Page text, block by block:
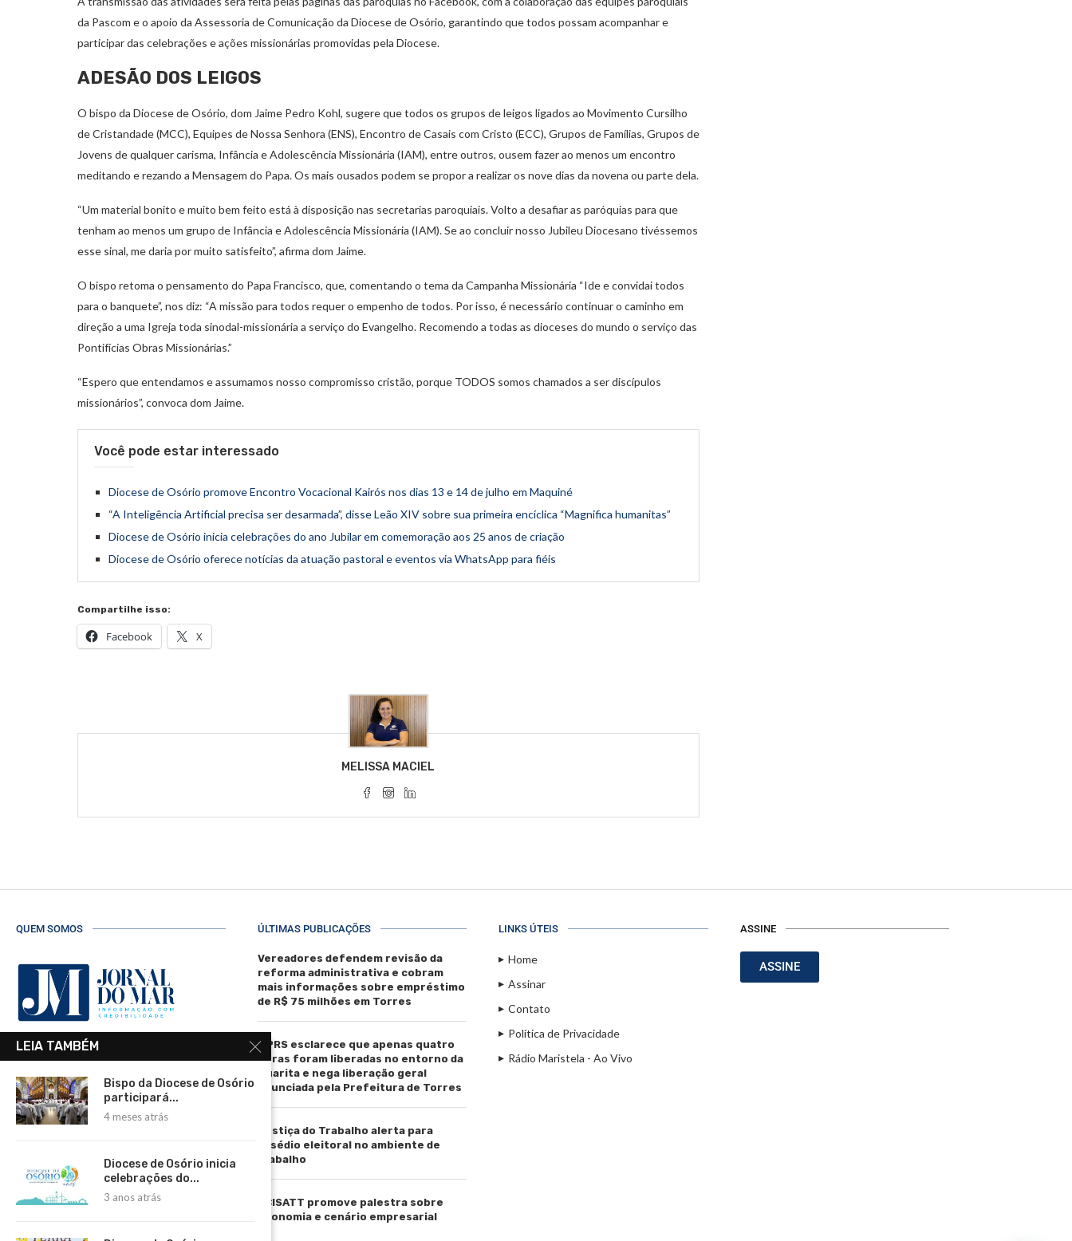
da Pascom e o apoio da Assessoria de Comunicação da Diocese de Osório, garantindo que todos possam acompanhar e
participar das celebrações e ações missionárias promovidas pela Diocese.
ADESÃO DOS LEIGOS
O bispo da Diocese de Osório, dom Jaime Pedro Kohl, sugere que todos os grupos de leigos ligados ao Movimento Cursilho
de Cristandade (MCC), Equipes de Nossa Senhora (ENS), Encontro de Casais com Cristo (ECC), Grupos de Famílias, Grupos de
Jovens de qualquer carisma, Infância e Adolescência Missionária (IAM), entre outros, ousem fazer ao menos um encontro
meditando e rezando a Mensagem do Papa. Os mais ousados podem se propor a realizar os nove dias da novena ou parte dela.
“Um material bonito e muito bem feito está à disposição nas secretarias paroquiais. Volto a desafiar as paróquias para que
tenham ao menos um grupo de Infância e Adolescência Missionária (IAM). Se ao concluir nosso Jubileu Diocesano tivéssemos
esse sinal, me daria por muito satisfeito”, afirma dom Jaime.
O bispo retoma o pensamento do Papa Francisco, que, comentando o tema da Campanha Missionária “Ide e convidai todos
para o banquete”, nos diz: “A missão para todos requer o empenho de todos. Por isso, é necessário continuar o caminho em
direção a uma Igreja toda sinodal-missionária a serviço do Evangelho. Recomendo a todas as dioceses do mundo o serviço das
Pontifícias Obras Missionárias.”
“Espero que entendamos e assumamos nosso compromisso cristão, porque TODOS somos chamados a ser discípulos
missionários”, convoca dom Jaime.
Você pode estar interessado
Diocese de Osório promove Encontro Vocacional Kairós nos dias 13 e 14 de julho em Maquiné
“A Inteligência Artificial precisa ser desarmada”, disse Leão XIV sobre sua primeira encíclica “Magnifica humanitas”
Diocese de Osório inicia celebrações do ano Jubilar em comemoração aos 25 anos de criação
Diocese de Osório oferece notícias da atuação pastoral e eventos via WhatsApp para fiéis
Compartilhe isso:
Facebook X
MELISSA MACIEL
QUEM SOMOS
Telefone: (51) 3664-4188
Email:
imprensa@jornaldomar.combr
ÚLTIMAS PUBLICAÇÕES
Vereadores defendem revisão da
reforma administrativa e cobram
mais informações sobre empréstimo
de R$ 75 milhões em Torres
MPRS esclarece que apenas quatro
obras foram liberadas no entorno da
Guarita e nega liberação geral
anunciada pela Prefeitura de Torres
Justiça do Trabalho alerta para
assédio eleitoral no ambiente de
trabalho
ACISATT promove palestra sobre
economia e cenário empresarial
LINKS ÚTEIS
Home
Assinar
Contato
Política de Privacidade
Rádio Maristela - Ao Vivo
ASSINE
ASSINE
LEIA TAMBÉM
Bispo da Diocese de Osório
participará...
4 meses atrás
Diocese de Osório inicia
celebrações do...
3 anos atrás